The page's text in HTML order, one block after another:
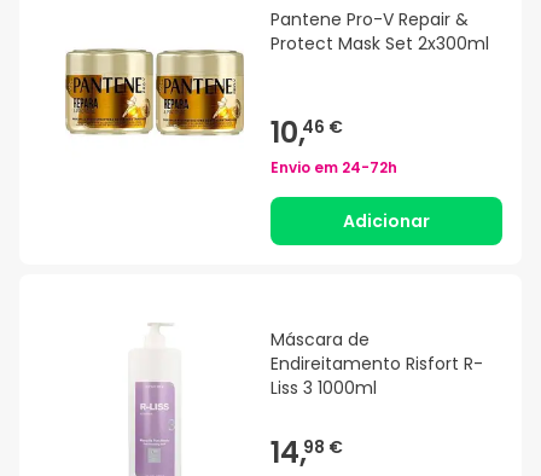
Pantene Pro-V Repair &
Protect Mask Set 2x300ml
10,46 €
Envio em 24-72h
Adicionar
Máscara de
Endireitamento Risfort R-
Liss 3 1000ml
14,98 €